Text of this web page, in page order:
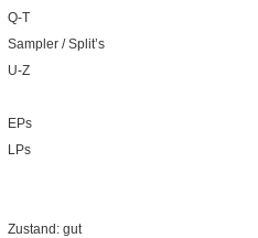
Q-T
Sampler / Split’s
U-Z
EPs
LPs
Zustand: gut